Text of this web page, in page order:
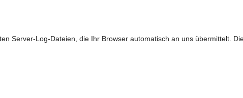
Server-Log-Dateien, die Ihr Browser automatisch an uns übermittelt.